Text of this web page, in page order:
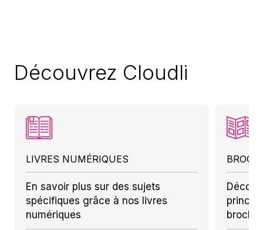
Découvrez Cloudli
LIVRES NUMÉRIQUES
En savoir plus sur des sujets
spécifiques grâce à nos livres
numériques